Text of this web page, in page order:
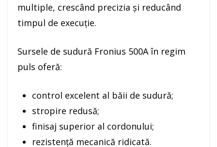
multiple, crescând precizia și reducând
timpul de execuție.
Sursele de sudură Fronius 500A în regim
puls oferă:
control excelent al băii de sudură;
stropire redusă;
finisaj superior al cordonului;
rezistență mecanică ridicată.